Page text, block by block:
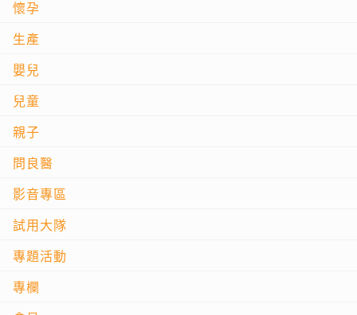
懷孕
生產
嬰兒
兒童
親子
問良醫
影音專區
試用大隊
專題活動
專欄